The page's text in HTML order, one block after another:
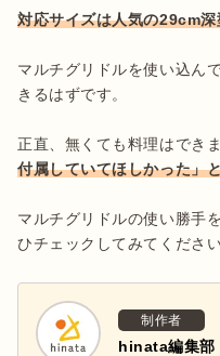
対応サイズは人気の29cm
マルチグリドルを使い込ん
きるはずです。
正直、無くても料理はでき
付属していてほしかった」
マルチグリドルの使い勝手
ひチェックしてみてください
制作者
hinata編集部